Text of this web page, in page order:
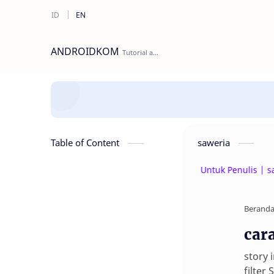
ANDROIDKOM
Table of Content saweria
Beri Donasi Untuk Penulis |
Beranda
story
filter